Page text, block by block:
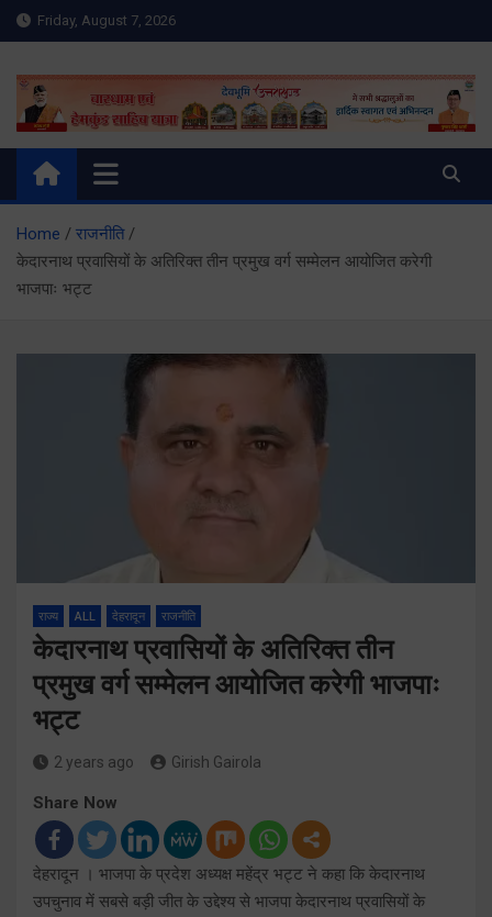
Skip
to
Friday, August 7, 2026
Meru Raibar | Uttarakhand
News | Uttarkashi News
meruraibar.com
Home
राजनीति
केदारनाथ प्रवासियों के अतिरिक्त तीन प्रमुख वर्ग सम्मेलन आयोजित करेगी
भाजपाः भट्ट
राज्य ALL देहरादून राजनीति
केदारनाथ प्रवासियों के अतिरिक्त तीन
प्रमुख वर्ग सम्मेलन आयोजित करेगी भाजपाः
भट्ट
2 years ago Girish Gairola
Share Now
देहरादून । भाजपा के प्रदेश अध्यक्ष महेंद्र भट्ट ने कहा कि केदारनाथ
उपचुनाव में सबसे बड़ी जीत के उद्देश्य से भाजपा केदारनाथ प्रवासियों के